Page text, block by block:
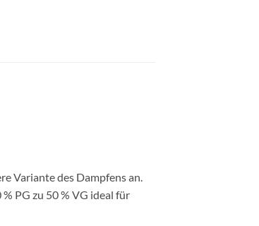
Variante des Dampfens an.
PG zu 50 % VG ideal für